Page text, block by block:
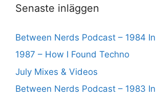
Senaste inläggen
Between Nerds Podcast – 1984
1987 – How I Found Techno
July Mixes & Videos
Between Nerds Podcast – 1983